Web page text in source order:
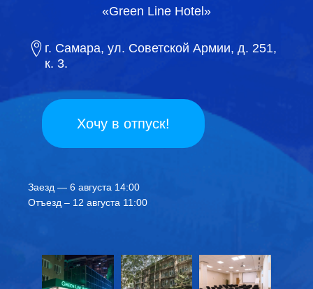
«Green Line Hotel»
г. Самара, ул. Советской Армии, д. 251,
к. 3.
Хочу в отпуск!
Заезд — 6 августа 14:00
Отъезд – 12 августа 11:00